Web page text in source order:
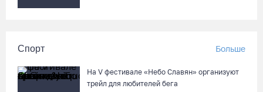
Спорт Больше
На V фестивале «Небо Славян» организуют
трейл для любителей бега